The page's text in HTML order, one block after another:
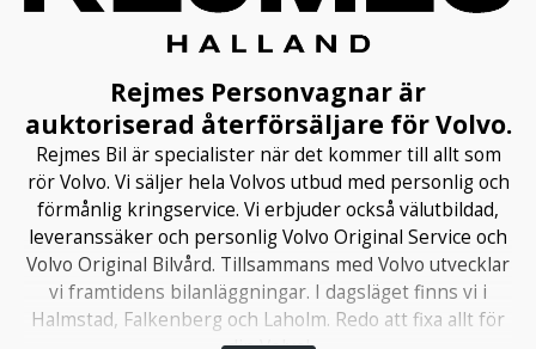
Rejmes Personvagnar är
auktoriserad återförsäljare för Volvo.
Rejmes Bil är specialister när det kommer till allt som
rör Volvo. Vi säljer hela Volvos utbud med personlig och
förmånlig kringservice. Vi erbjuder också välutbildad,
leveranssäker och personlig Volvo Original Service och
Volvo Original Bilvård. Tillsammans med Volvo utvecklar
vi framtidens bilanläggningar. I dagsläget finns vi i
Halmstad, Falkenberg och Laholm. Redo att fixa allt för